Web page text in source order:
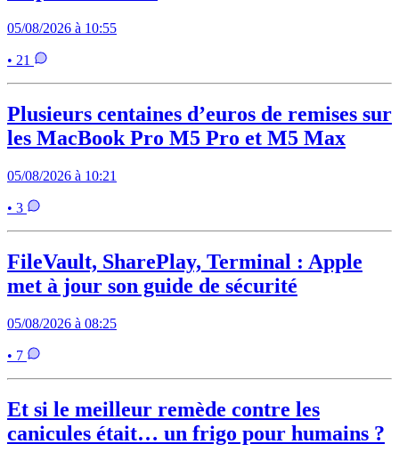
05/08/2026 à 10:55
• 21
Plusieurs centaines d’euros de remises sur
les MacBook Pro M5 Pro et M5 Max
05/08/2026 à 10:21
• 3
FileVault, SharePlay, Terminal : Apple
met à jour son guide de sécurité
05/08/2026 à 08:25
• 7
Et si le meilleur remède contre les
canicules était… un frigo pour humains ?